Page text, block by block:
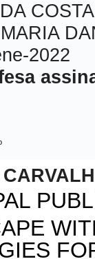
2022